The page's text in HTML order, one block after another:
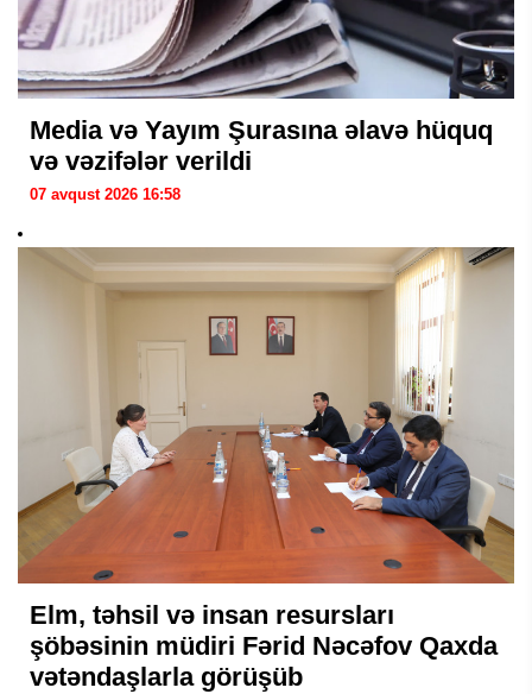
Media və Yayım Şurasına əlavə hüquq
və vəzifələr verildi
07 avqust 2026 16:58
Elm, təhsil və insan resursları
şöbəsinin müdiri Fərid Nəcəfov Qaxda
vətəndaşlarla görüşüb